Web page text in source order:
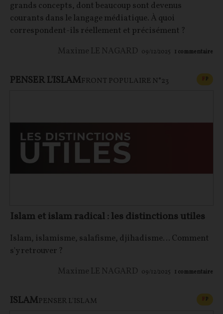
grands concepts, dont beaucoup sont devenus
courants dans le langage médiatique. À quoi
correspondent-ils réellement et précisément ?
Maxime LE NAGARD 09/12/2025 1 commentaire
PENSER L'ISLAMFRONT POPULAIRE N°23 FP
Islam et islam radical : les distinctions utiles
Islam, islamisme, salafisme, djihadisme… Comment
s'y retrouver ?
Maxime LE NAGARD 09/12/2025 1 commentaire
ISLAMPENSER L'ISLAM FP